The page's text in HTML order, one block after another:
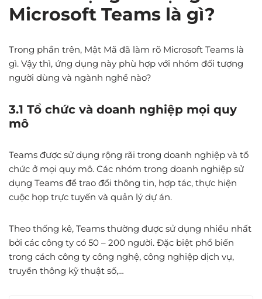
Microsoft Teams là gì?
Trong phần trên, Mật Mã đã làm rõ Microsoft Teams là
gì. Vậy thì, ứng dụng này phù hợp với nhóm đối tượng
người dùng và ngành nghề nào?
3.1 Tổ chức và doanh nghiệp mọi quy
mô
Teams được sử dụng rộng rãi trong doanh nghiệp và tổ
chức ở mọi quy mô. Các nhóm trong doanh nghiệp sử
dụng Teams để trao đổi thông tin, hợp tác, thực hiện
cuộc họp trực tuyến và quản lý dự án.
Theo thống kê, Teams thường được sử dụng nhiều nhất
bởi các công ty có 50 – 200 người. Đặc biệt phổ biến
trong cách công ty công nghệ, công nghiệp dịch vụ,
truyền thông kỹ thuật số,…